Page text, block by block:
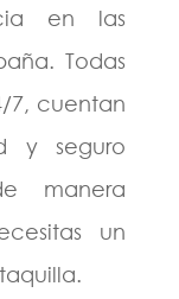
en las
Todas
7, cuentan
y seguro
manera
un